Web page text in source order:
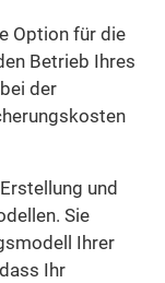
Option für die
Betrieb Ihres
der
und
Sie
Ihrer
Ihr